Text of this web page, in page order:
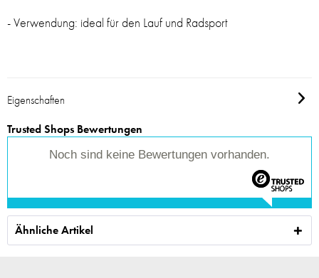
- Verwendung: ideal für den Lauf und Radsport
Eigenschaften
Trusted Shops Bewertungen
Noch sind keine Bewertungen vorhanden.
Ähnliche Artikel